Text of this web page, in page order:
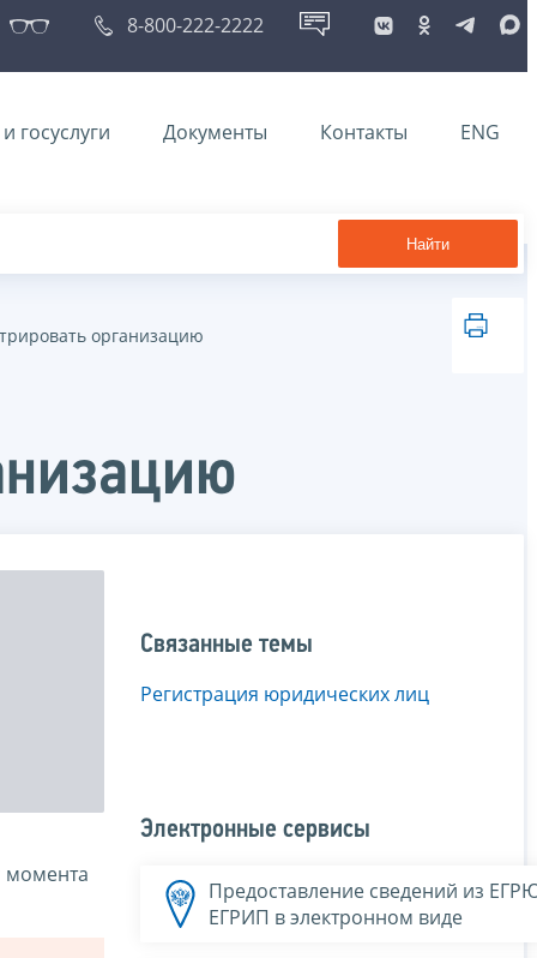
8-800-222-2222
госуслуги Документы Контакты ENG
Найти
организацию
момента
Связанные темы
Регистрация юридических лиц
Электронные сервисы
Предоставление сведений из
ЕГРИП в электронном виде